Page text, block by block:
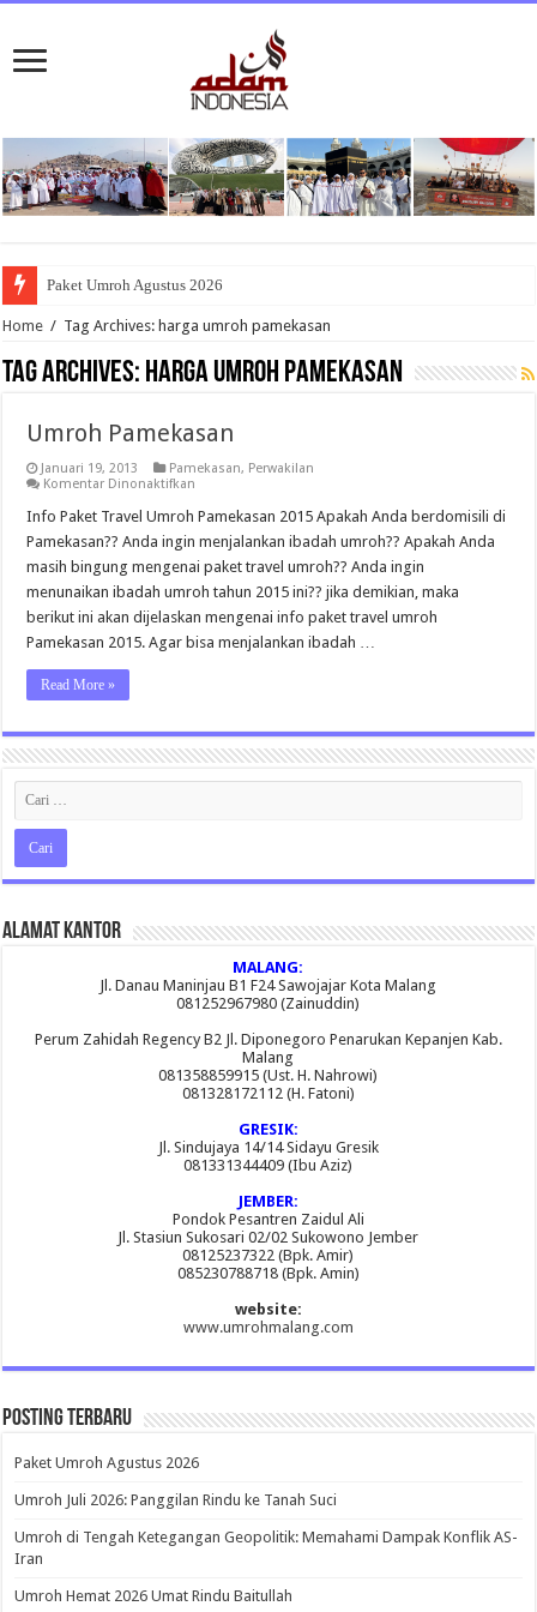
Paket Umroh Agustus 2026
Home / Tag Archives: harga umroh pamekasan
Tag Archives: harga umroh pamekasan
Umroh Pamekasan
Januari 19, 2013 Pamekasan, Perwakilan
Komentar Dinonaktifkan
Pamekasan
Info Paket Travel Umroh Pamekasan 2015 Apakah Anda berdomisili di
Pamekasan?? Anda ingin menjalankan ibadah umroh?? Apakah Anda
masih bingung mengenai paket travel umroh?? Anda ingin
menunaikan ibadah umroh tahun 2015 ini?? jika demikian, maka
berikut ini akan dijelaskan mengenai info paket travel umroh
Pamekasan 2015. Agar bisa menjalankan ibadah …
Read More »
Alamat Kantor
MALANG:
Jl. Danau Maninjau B1 F24 Sawojajar Kota Malang
081252967980 (Zainuddin)
Perum Zahidah Regency B2 Jl. Diponegoro Penarukan Kepanjen Kab.
Malang
081358859915 (Ust. H. Nahrowi)
081328172112 (H. Fatoni)
GRESIK:
Jl. Sindujaya 14/14 Sidayu Gresik
081331344409 (Ibu Aziz)
JEMBER:
Pondok Pesantren Zaidul Ali
Jl. Stasiun Sukosari 02/02 Sukowono Jember
08125237322 (Bpk. Amir)
085230788718 (Bpk. Amin)
website:
www.umrohmalang.com
Posting Terbaru
Paket Umroh Agustus 2026
Umroh Juli 2026: Panggilan Rindu ke Tanah Suci
Umroh di Tengah Ketegangan Geopolitik: Memahami Dampak Konflik AS-
Iran
Umroh Hemat 2026 Umat Rindu Baitullah